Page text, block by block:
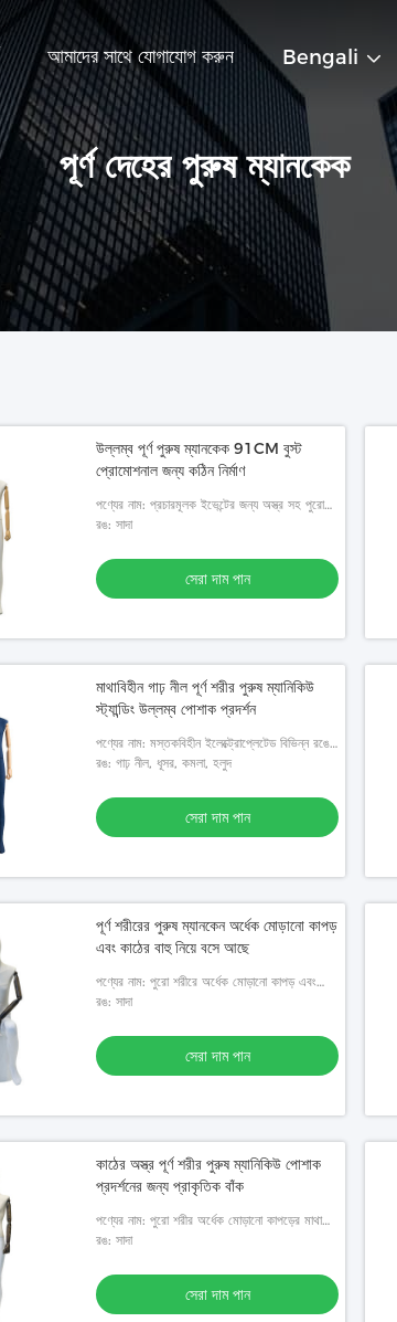
আমাদের সাথে যোগাযোগ করুন Bengali
পূর্ণ দেহের পুরুষ ম্যানকেক
উল্লম্ব পূর্ণ পুরুষ ম্যানকেক 91CM বুস্ট
প্রোমোশনাল জন্য কঠিন নির্মাণ
পণ্যের নাম: প্রচারমূলক ইভেন্টের জন্য অস্ত্র সহ পুরো
শরীরে মোড়ানো কাপড় পুরুষ ম্যানেকুইন
রঙ: সাদা
সেরা দাম পান
মাথাবিহীন গাঢ় নীল পূর্ণ শরীর পুরুষ ম্যানিকিউ
স্ট্যান্ডিং উল্লম্ব পোশাক প্রদর্শন
পণ্যের নাম: মস্তকবিহীন ইলেক্ট্রোপ্লেটেড বিভিন্ন রঙের
মোড়ানো কাপড় পুরুষ ম্যানেকুইন
রঙ: গাঢ় নীল, ধূসর, কমলা, হলুদ
সেরা দাম পান
পূর্ণ শরীরের পুরুষ ম্যানকেন অর্ধেক মোড়ানো কাপড়
এবং কাঠের বাহু নিয়ে বসে আছে
পণ্যের নাম: পুরো শরীরে অর্ধেক মোড়ানো কাপড় এবং
কাঠের বাহু নিয়ে বসে থাকা পুরুষ পুতুল
রঙ: সাদা
সেরা দাম পান
কাঠের অস্ত্র পূর্ণ শরীর পুরুষ ম্যানিকিউ পোশাক
প্রদর্শনের জন্য প্রাকৃতিক বাঁক
পণ্যের নাম: পুরো শরীর অর্ধেক মোড়ানো কাপড়ের মাথা
এবং কাঠের বাহু সহ পুরুষ পুঁথি
রঙ: সাদা
সেরা দাম পান